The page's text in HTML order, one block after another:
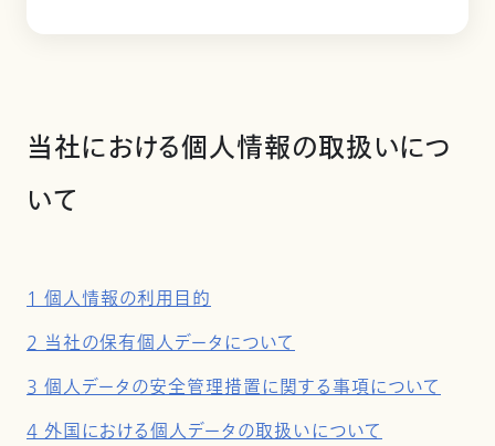
当社における個人情報の取扱いにつ
いて
1 個人情報の利用目的
2 当社の保有個人データについて
3 個人データの安全管理措置に関する事項について
4 外国における個人データの取扱いについて